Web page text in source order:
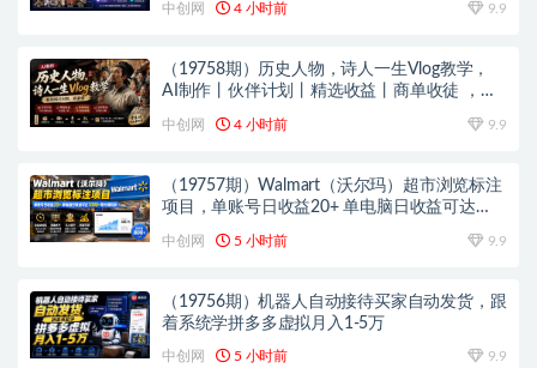
中创网 4 小时前 9.9
（19758期）历史人物，诗人一生Vlog教学，
AI制作丨伙伴计划丨精选收益丨商单收徒 ，新
中创网 4 小时前 9.9
（19757期）Walmart（沃尔玛）超市浏览标注
项目，单账号日收益20+ 单电脑日收益可达
中创网 5 小时前 9.9
（19756期）机器人自动接待买家自动发货，跟
着系统学拼多多虚拟月入1-5万
中创网 5 小时前 9.9